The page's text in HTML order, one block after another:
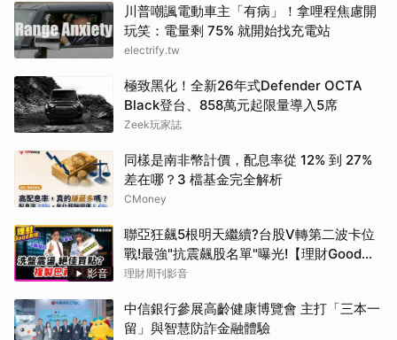
川普嘲諷電動車主「有病」！拿哩程焦慮開
玩笑：電量剩 75% 就開始找充電站
electrify.tw
極致黑化！全新26年式Defender OCTA
Black登台、858萬元起限量導入5席
Zeek玩家誌
同樣是南非幣計價，配息率從 12% 到 27%
差在哪？3 檔基金完全解析
CMoney
影音
聯亞狂飆5根明天繼續?台股V轉第二波卡位
戰!最強"抗震飆股名單"曝光!【理財Good友
社】 EP151|20260806（開啟CC字幕）
理財周刊影音
中信銀行參展高齡健康博覽會 主打「三本一
留」與智慧防詐金融體驗